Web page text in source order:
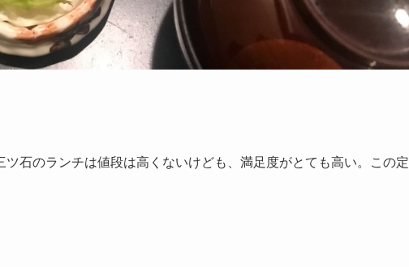
石のランチは値段は高くないけども、満足度がとても高い。この定